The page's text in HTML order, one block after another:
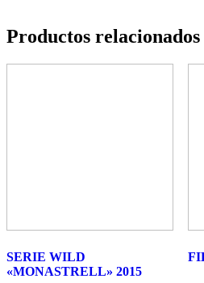
Productos relacionados
SERIE WILD
«MONASTRELL» 2015